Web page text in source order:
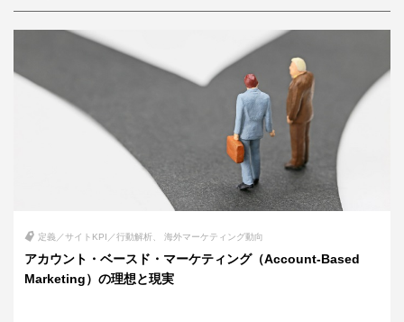
定義／サイトKPI／行動解析 海外マーケティング動向
アカウント・ベースド・マーケティング（Account-Based
Marketing）の理想と現実